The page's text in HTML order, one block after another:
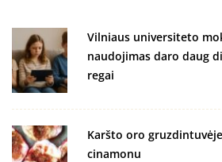
Vilniaus universiteto
naudojimas daro daug
regai
Karšto oro
cinamonu